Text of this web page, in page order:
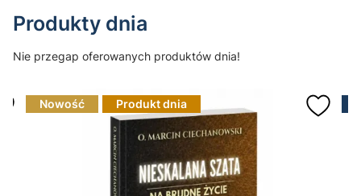
Produkty dnia
Nie przegap oferowanych produktów dnia!
Nowość Produkt dnia